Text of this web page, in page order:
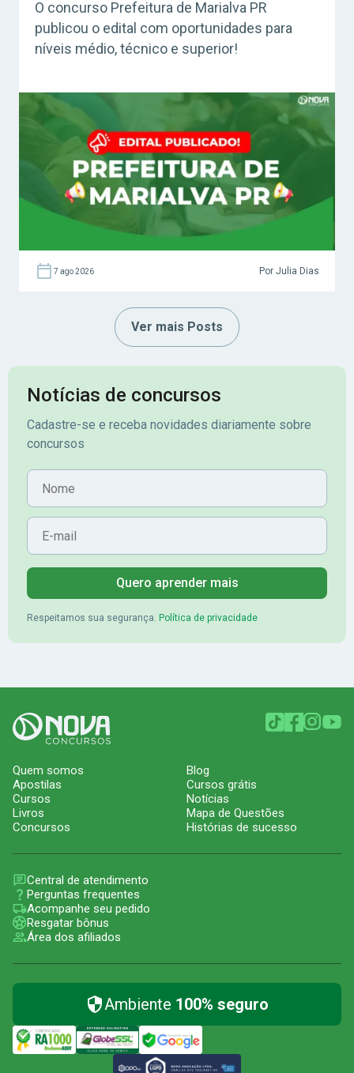
O concurso Prefeitura de Marialva PR
publicou o edital com oportunidades para
níveis médio, técnico e superior!
7 ago 2026 Por Julia Dias
Ver mais Posts
Notícias de concursos
Cadastre-se e receba novidades diariamente sobre
concursos
Nome
E-mail
Quero aprender mais
Respeitamos sua segurança. Política de privacidade
Quem somos
Apostilas
Cursos
Livros
Concursos
Blog
Cursos grátis
Notícias
Mapa de Questões
Histórias de sucesso
Central de atendimento
Perguntas frequentes
Acompanhe seu pedido
Resgatar bônus
Área dos afiliados
Ambiente 100% seguro